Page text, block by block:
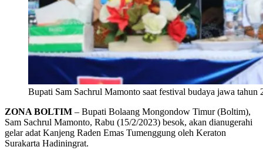
Bupati Sam Sachrul Mamonto saat festival budaya jawa tahun
ZONA BOLTIM – Bupati Bolaang Mongondow Timur (Boltim),
Sam Sachrul Mamonto, Rabu (15/2/2023) besok, akan dianugerahi
gelar adat Kanjeng Raden Emas Tumenggung oleh Keraton
Surakarta Hadiningrat.